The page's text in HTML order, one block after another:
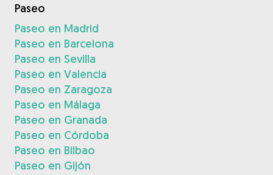
Paseo
Paseo en Madrid
Paseo en Barcelona
Paseo en Sevilla
Paseo en Valencia
Paseo en Zaragoza
Paseo en Málaga
Paseo en Granada
Paseo en Córdoba
Paseo en Bilbao
Paseo en Gijón